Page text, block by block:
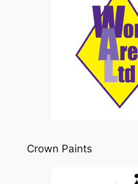
Crown Paints